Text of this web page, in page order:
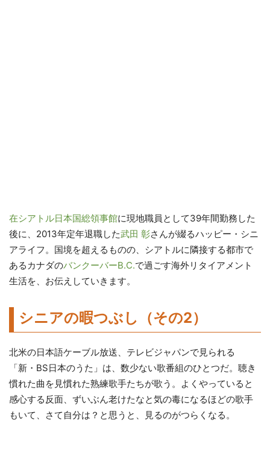
在シアトル日本国総領事館に現地職員として39年間勤務した
後に、2013年定年退職した武田 彰さんが綴るハッピー・シニ
アライフ。国境を超えるものの、シアトルに隣接する都市で
あるカナダのバンクーバーB.C.で過ごす海外リタイアメント
生活を、お伝えしていきます。
シニアの暇つぶし（その2）
北米の日本語ケーブル放送、テレビジャパンで見られる
「新・BS日本のうた」は、数少ない歌番組のひとつだ。聴き
慣れた曲を見慣れた熟練歌手たちが歌う。よくやっていると
感心する反面、ずいぶん老けたなと気の毒になるほどの歌手
もいて、さて自分は？と思うと、見るのがつらくなる。